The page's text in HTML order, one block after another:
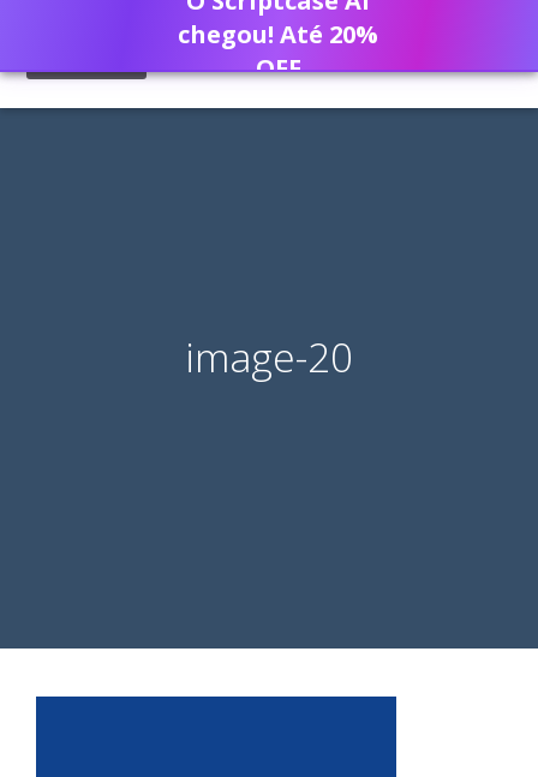
image-20
chegou! Até 20%
OFF